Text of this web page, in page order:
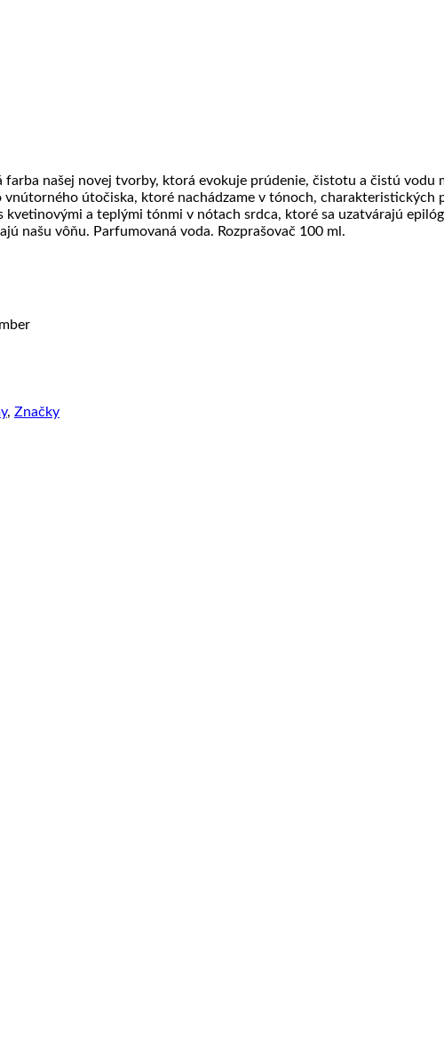
farba našej novej tvorby, ktorá evokuje prúdenie, čistotu a čistú vodu
útočiska, ktoré nachádzame v tónoch, charakteristických
a teplými tónmi v nótach srdca, ktoré sa uzatvárajú
našu vôňu. Parfumovaná voda. Rozprašovač 100 ml.
, Značky